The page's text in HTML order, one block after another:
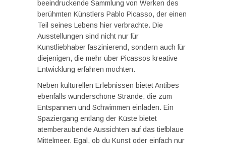
beeindruckende Sammlung von Werken des
berühmten Künstlers Pablo Picasso, der einen
Teil seines Lebens hier verbrachte. Die
Ausstellungen sind nicht nur für
Kunstliebhaber faszinierend, sondern auch für
diejenigen, die mehr über Picassos kreative
Entwicklung erfahren möchten.
Neben kulturellen Erlebnissen bietet Antibes
ebenfalls wunderschöne Strände, die zum
Entspannen und Schwimmen einladen. Ein
Spaziergang entlang der Küste bietet
atemberaubende Aussichten auf das tiefblaue
Mittelmeer. Egal, ob du Kunst oder einfach nur